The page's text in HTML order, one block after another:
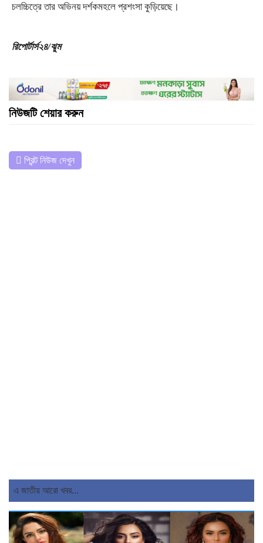
চলচ্চিত্রে তার অভিনয় দর্শকমহলে প্রশংসা কুড়িয়েছে।
রিপোর্টার্স২৪/ঝুম
নিউজটি শেয়ার করুন
প্রিন্ট নিউজ দেখুন
এ জাতীয় আরো খবর...